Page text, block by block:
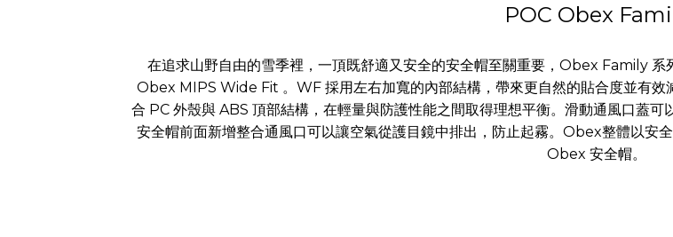
POC Obex
在追求山野自由的雪季裡，一頂既舒適又安全的安全帽至關重要，Obex Family
Obex MIPS Wide Fit 。WF 採用左右加寬的內部結構，帶來更自然的貼合度並有效
合 PC 外殼與 ABS 頂部結構，在輕量與防護性能之間取得理想平衡。滑動通風口蓋
安全帽前面新增整合通風口可以讓空氣從護目鏡中排出，防止起霧。Obex整體以安
Obex 安全帽。